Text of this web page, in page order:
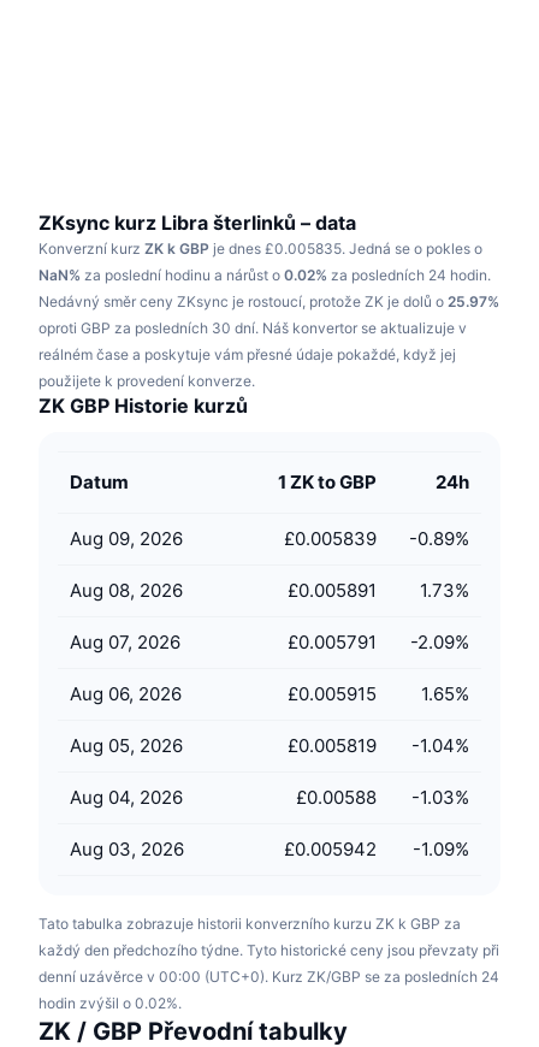
Sporty
Finance
Technologie
Technická analýza
RSI
MACD
Deriváty
Prozkoumat
Videa
Slovník
Kampaně
Učte se a vydělávejte
Kalendáře
Kalendář ICO
ZKsync kurz Libra šterlinků – data
Konverzní kurz ZK k GBP je dnes £0.005835. Jedná se o pokles o
NaN% za poslední hodinu a nárůst o 0.02% za posledních 24 hodin.
Nedávný směr ceny ZKsync je rostoucí, protože ZK je dolů o 25.97%
oproti GBP za posledních 30 dní. Náš konvertor se aktualizuje v
reálném čase a poskytuje vám přesné údaje pokaždé, když jej
použijete k provedení konverze.
ZK GBP Historie kurzů
Datum 1 ZK to GBP 24h
Aug 09, 2026 £0.005839 -0.89%
Aug 08, 2026 £0.005891 1.73%
Aug 07, 2026 £0.005791 -2.09%
Aug 06, 2026 £0.005915 1.65%
Aug 05, 2026 £0.005819 -1.04%
Aug 04, 2026 £0.00588 -1.03%
Aug 03, 2026 £0.005942 -1.09%
Tato tabulka zobrazuje historii konverzního kurzu ZK k GBP za
každý den předchozího týdne. Tyto historické ceny jsou převzaty při
denní uzávěrce v 00:00 (UTC+0). Kurz ZK/GBP se za posledních 24
hodin zvýšil o 0.02%.
ZK / GBP Převodní tabulky